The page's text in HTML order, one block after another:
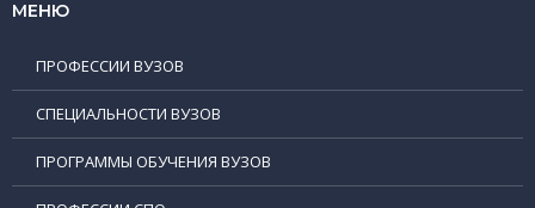
МЕНЮ
ПРОФЕССИИ ВУЗОВ
СПЕЦИАЛЬНОСТИ ВУЗОВ
ПРОГРАММЫ ОБУЧЕНИЯ ВУЗОВ